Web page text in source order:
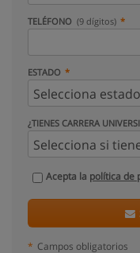
TELÉFONO (9 dígitos)
ESTADO
¿TIENES CARRERA
Acepta la política de
* Campos obligatorios